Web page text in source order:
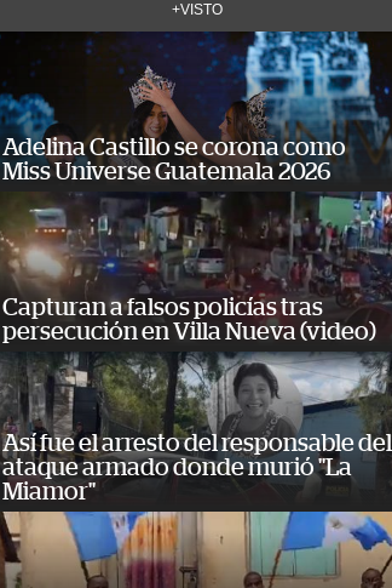
+VISTO
Adelina Castillo se corona como
Miss Universe Guatemala 2026
Capturan a falsos policías tras
persecución en Villa Nueva (video)
Así fue el arresto del responsable del
ataque armado donde murió "La
Miamor"